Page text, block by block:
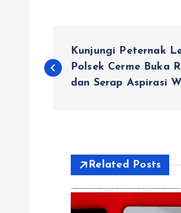
a
​Kunjungi Peternak
Polsek Cerme Buka
dan Serap Aspirasi
Related Posts